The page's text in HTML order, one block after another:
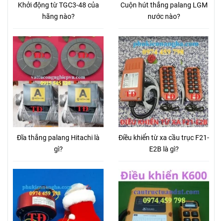
Khởi động từ TGC3-48 của
hãng nào?
Cuộn hút thắng palang LGM
nước nào?
Đĩa thắng palang Hitachi là
gì?
Điều khiển từ xa cầu trục F21-
E2B là gì?